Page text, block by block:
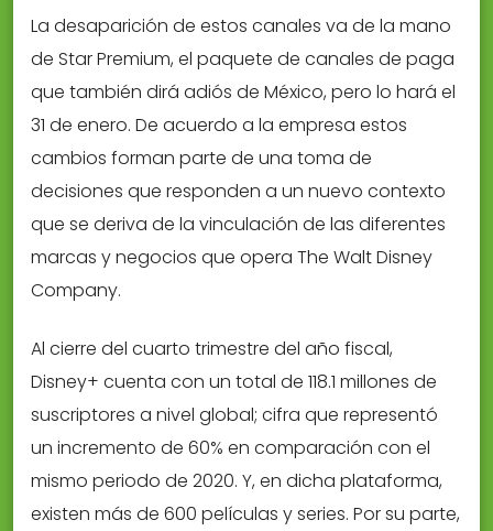
La desaparición de estos canales va de la mano
de Star Premium, el paquete de canales de paga
que también dirá adiós de México, pero lo hará el
31 de enero. De acuerdo a la empresa estos
cambios forman parte de una toma de
decisiones que responden a un nuevo contexto
que se deriva de la vinculación de las diferentes
marcas y negocios que opera The Walt Disney
Company.
Al cierre del cuarto trimestre del año fiscal,
Disney+ cuenta con un total de 118.1 millones de
suscriptores a nivel global; cifra que representó
un incremento de 60% en comparación con el
mismo periodo de 2020. Y, en dicha plataforma,
existen más de 600 películas y series. Por su parte,